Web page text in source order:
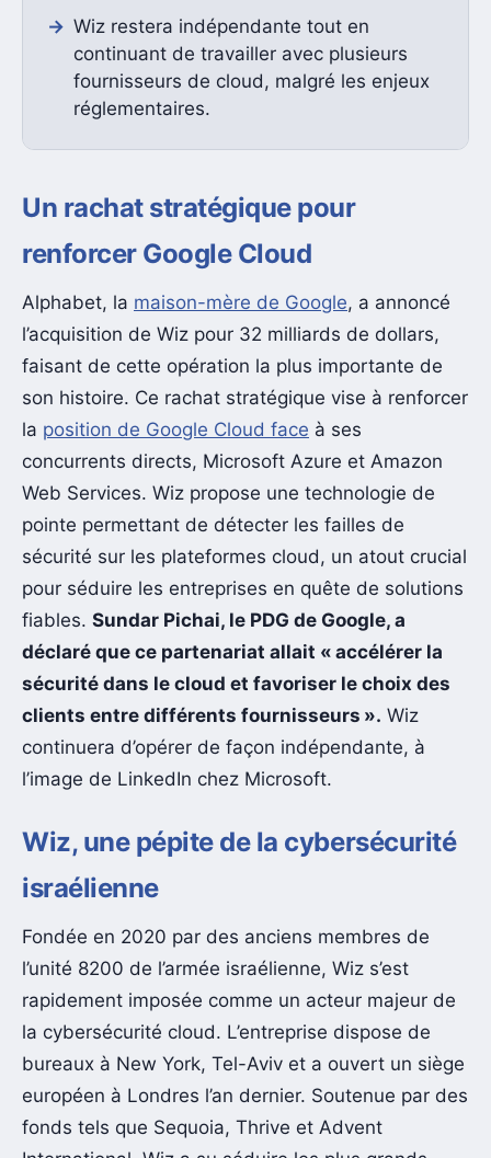
Wiz restera indépendante tout en
continuant de travailler avec plusieurs
fournisseurs de cloud, malgré les enjeux
réglementaires.
Un rachat stratégique pour
renforcer Google Cloud
Alphabet, la maison-mère de Google, a annoncé
l’acquisition de Wiz pour 32 milliards de dollars,
faisant de cette opération la plus importante de
son histoire. Ce rachat stratégique vise à renforcer
la position de Google Cloud face à ses
concurrents directs, Microsoft Azure et Amazon
Web Services. Wiz propose une technologie de
pointe permettant de détecter les failles de
sécurité sur les plateformes cloud, un atout crucial
pour séduire les entreprises en quête de solutions
fiables. Sundar Pichai, le PDG de Google, a
déclaré que ce partenariat allait « accélérer la
sécurité dans le cloud et favoriser le choix des
clients entre différents fournisseurs ». Wiz
continuera d’opérer de façon indépendante, à
l’image de LinkedIn chez Microsoft.
Wiz, une pépite de la cybersécurité
israélienne
Fondée en 2020 par des anciens membres de
l’unité 8200 de l’armée israélienne, Wiz s’est
rapidement imposée comme un acteur majeur de
la cybersécurité cloud. L’entreprise dispose de
bureaux à New York, Tel-Aviv et a ouvert un siège
européen à Londres l’an dernier. Soutenue par des
fonds tels que Sequoia, Thrive et Advent